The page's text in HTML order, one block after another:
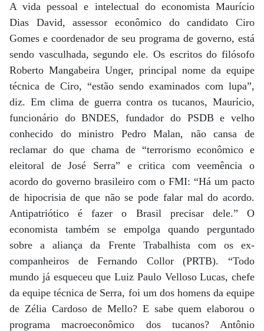
A vida pessoal e intelectual do economista Maurício
Dias David, assessor econômico do candidato Ciro
Gomes e coordenador de seu programa de governo, está
sendo vasculhada, segundo ele. Os escritos do filósofo
Roberto Mangabeira Unger, principal nome da equipe
técnica de Ciro, “estão sendo examinados com lupa”,
diz. Em clima de guerra contra os tucanos, Maurício,
funcionário do BNDES, fundador do PSDB e velho
conhecido do ministro Pedro Malan, não cansa de
reclamar do que chama de “terrorismo econômico e
eleitoral de José Serra” e critica com veemência o
acordo do governo brasileiro com o FMI: “Há um pacto
de hipocrisia de que não se pode falar mal do acordo.
Antipatriótico é fazer o Brasil precisar dele.” O
economista também se empolga quando perguntado
sobre a aliança da Frente Trabalhista com os ex-
companheiros de Fernando Collor (PRTB). “Todo
mundo já esqueceu que Luiz Paulo Velloso Lucas, chefe
da equipe técnica de Serra, foi um dos homens da equipe
de Zélia Cardoso de Mello? E sabe quem elaborou o
programa macroeconômico dos tucanos? Antônio